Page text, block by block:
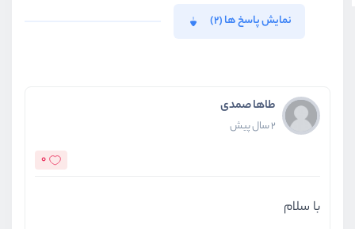
نمایش پاسخ ها (2)
طاها صمدی
2 سال پیش
0
با سلام